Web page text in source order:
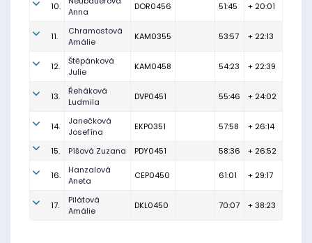
10.
Anna
DOR0456 51:45 + 20:01
11.
Chramostová
Amálie
KAM0355 53:57 + 22:13
12.
Štěpánková
Julie
KAM0458 54:23 + 22:39
13.
Řeháková
Ludmila
DVP0451 55:46 + 24:02
14.
Janečková
Josefína
EKP0351 57:58 + 26:14
15. Píšová Zuzana PDY0451 58:36 + 26:52
16.
Hanzalová
Aneta
CEP0450 61:01 + 29:17
17.
Pilátová
Amálie
DKL0450 70:07 + 38:23